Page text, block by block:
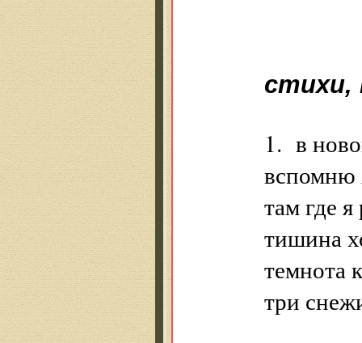
стихи,
1. в
вспомню
там где я
тишина
темнота
три